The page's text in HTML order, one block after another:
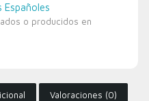
Españoles
o producidos en
Valoraciones (0)